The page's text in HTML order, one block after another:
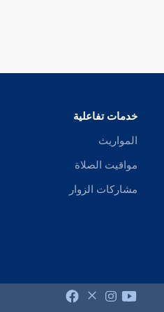
خدمات تفاعلية
المواريث
مواقيت الصلاة
مشاركات الزوار